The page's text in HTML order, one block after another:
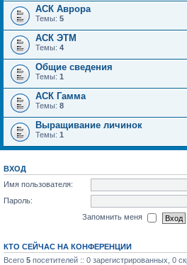
АСК Аврора
Темы: 5
АСК ЭТМ
Темы: 4
Общие сведения
Темы: 1
АСК Гамма
Темы: 8
Выращивание личинок
Темы: 1
ВХОД
Имя пользователя:
Пароль:
Запомнить меня
КТО СЕЙЧАС НА КОНФЕРЕНЦИИ
Всего 5 посетителей :: 0 зарегистрированных, 0